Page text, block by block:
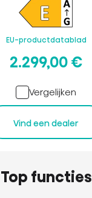
EU-productdatablad
2.299,00 €
Vergelijken
Vind een dealer
Top functies